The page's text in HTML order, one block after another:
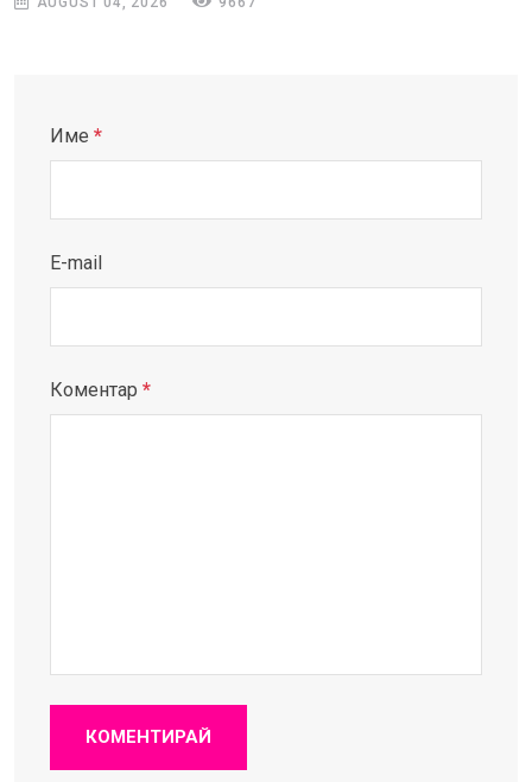
Име *
E-mail
Коментар *
КОМЕНТИРАЙ